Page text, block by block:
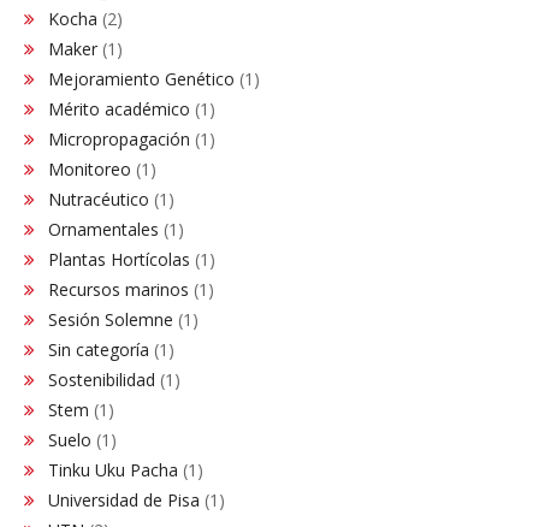
Kocha (2)
Maker (1)
Mejoramiento Genético (1)
Mérito académico (1)
Micropropagación (1)
Monitoreo (1)
Nutracéutico (1)
Ornamentales (1)
Plantas Hortícolas (1)
Recursos marinos (1)
Sesión Solemne (1)
Sin categoría (1)
Sostenibilidad (1)
Stem (1)
Suelo (1)
Tinku Uku Pacha (1)
Universidad de Pisa (1)